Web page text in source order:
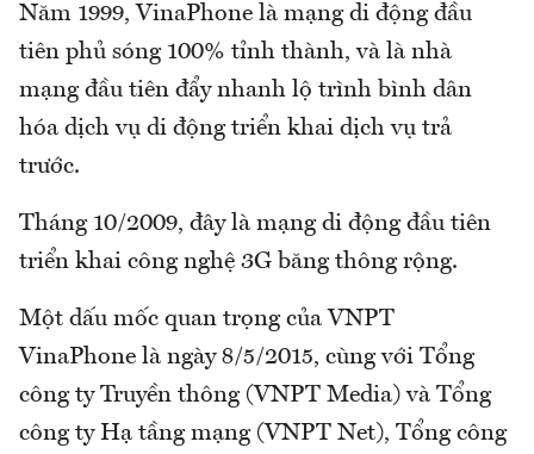
Năm 1999, VinaPhone là mạng di động đầu
tiên phủ sóng 100% tỉnh thành, và là nhà
mạng đầu tiên đẩy nhanh lộ trình bình dân
hóa dịch vụ di động triển khai dịch vụ trả
trước.
Tháng 10/2009, đây là mạng di động đầu tiên
triển khai công nghệ 3G băng thông rộng.
Một dấu mốc quan trọng của VNPT
VinaPhone là ngày 8/5/2015, cùng với Tổng
công ty Truyền thông (VNPT Media) và Tổng
công ty Hạ tầng mạng (VNPT Net), Tổng công